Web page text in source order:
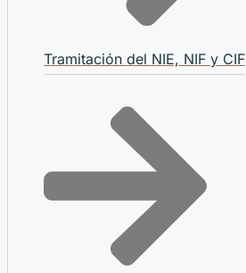
Tramitación del NIE, NIF y CIF